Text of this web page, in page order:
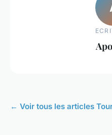
← Voir tous les articles